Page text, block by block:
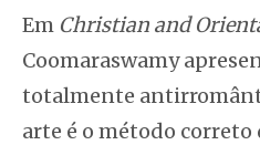
Em Christian and
Coomaraswamy
totalmente
arte é o método correto